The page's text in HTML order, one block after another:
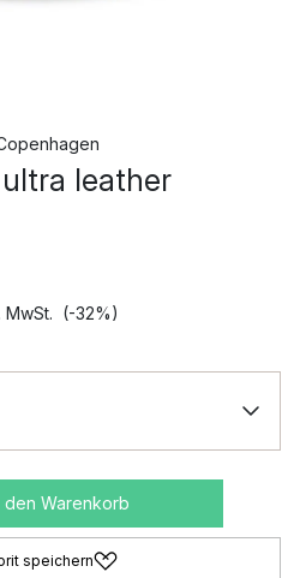
ultra leather
MwSt. (-32%)
den Warenkorb
speichern